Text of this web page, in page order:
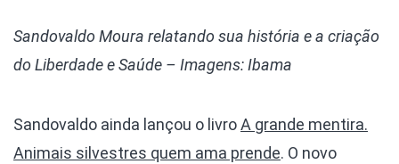
Sandovaldo Moura relatando sua história e a criação
do Liberdade e Saúde – Imagens: Ibama
Sandovaldo ainda lançou o livroA grande mentira.
Animais silvestres quem ama prende. O novo